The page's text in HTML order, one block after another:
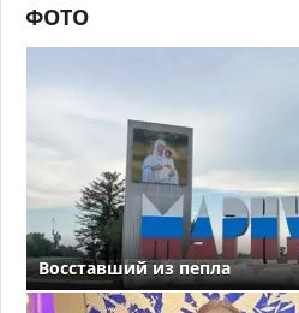
ФОТО
Восставший из пепла